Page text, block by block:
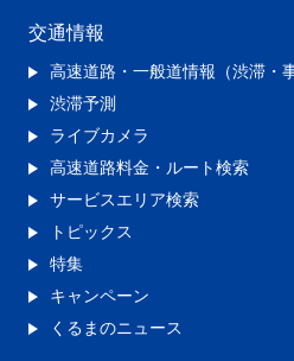
交通情報
高速道路・一般道情報（渋滞・
渋滞予測
ライブカメラ
高速道路料金・ルート検索
サービスエリア検索
トピックス
特集
キャンペーン
くるまのニュース